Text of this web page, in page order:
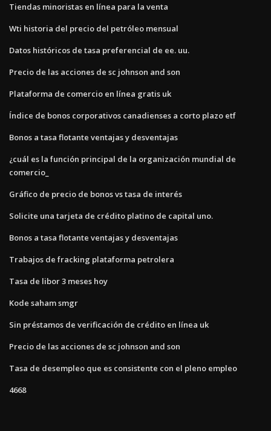
Tiendas minoristas en línea para la venta
Wti historia del precio del petróleo mensual
Datos históricos de tasa preferencial de ee. uu.
Precio de las acciones de sc johnson and son
Plataforma de comercio en línea gratis uk
Índice de bonos corporativos canadienses a corto plazo etf
Bonos a tasa flotante ventajas y desventajas
¿cuál es la función principal de la organización mundial de
comercio_
Gráfico de precio de bonos vs tasa de interés
Solicite una tarjeta de crédito platino de capital uno.
Bonos a tasa flotante ventajas y desventajas
Trabajos de fracking plataforma petrolera
Tasa de libor 3 meses hoy
Kode saham smgr
Sin préstamos de verificación de crédito en línea uk
Precio de las acciones de sc johnson and son
Tasa de desempleo que es consistente con el pleno empleo
4668